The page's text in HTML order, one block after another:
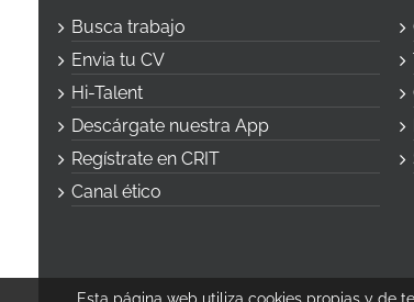
Busca trabajo
Envia tu CV
Hi-Talent
Descárgate nuestra App
Regístrate en CRIT
Canal ético